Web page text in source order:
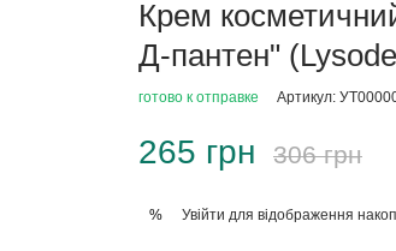
Крем
Д-пантен"
готово к отправке Артикул:
265 грн 306 грн
% Увійти для відображення